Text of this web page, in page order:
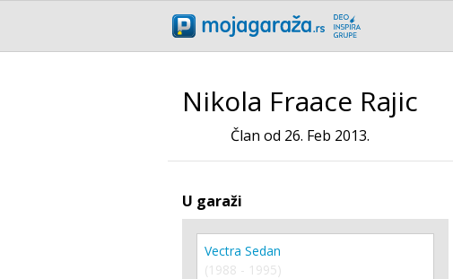
Nikola Fraace Rajic
Član od 26. Feb 2013.
U garaži
Vectra Sedan
(1988 - 1995)